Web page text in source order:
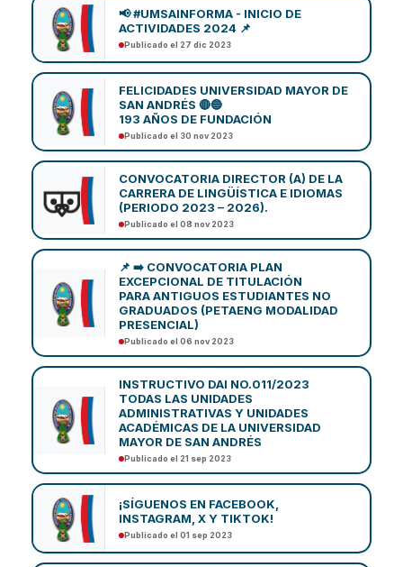
📢 #UMSAINFORMA - INICIO DE
ACTIVIDADES 2024 📌
Publicado el 27 dic 2023
FELICIDADES UNIVERSIDAD MAYOR DE
SAN ANDRÉS 🔴🔵
193 AÑOS DE FUNDACIÓN
Publicado el 30 nov 2023
CONVOCATORIA DIRECTOR (A) DE LA
CARRERA DE LINGÜÍSTICA E IDIOMAS
(PERIODO 2023 – 2026).
Publicado el 08 nov 2023
📌 ➡️ CONVOCATORIA PLAN
EXCEPCIONAL DE TITULACIÓN
PARA ANTIGUOS ESTUDIANTES NO
GRADUADOS (PETAENG MODALIDAD
PRESENCIAL)
Publicado el 06 nov 2023
INSTRUCTIVO DAI NO.011/2023
TODAS LAS UNIDADES
ADMINISTRATIVAS Y UNIDADES
ACADÉMICAS DE LA UNIVERSIDAD
MAYOR DE SAN ANDRÉS
Publicado el 21 sep 2023
¡SÍGUENOS EN FACEBOOK,
INSTAGRAM, X Y TIKTOK!
Publicado el 01 sep 2023